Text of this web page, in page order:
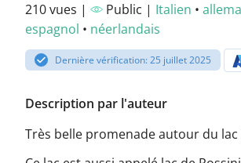
210 vues | Public | Italien •
espagnol • néerlandais
Dernière vérification: 25 juillet 2025
Description par l'auteur
Très belle promenade autour du lac